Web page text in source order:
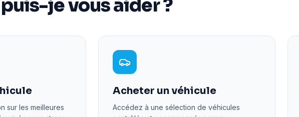
je vous aider ?
sur les meilleures
Acheter un véhicule
Accédez à une sélection de véhicules